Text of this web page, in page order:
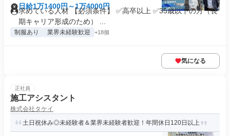
日給1万1400円～1万4000円
求めている人材 【必須条件】 ✅高卒以上 ✅35歳以下の方（長
期キャリア形成のため） ...
制服あり 業界未経験歓迎 +18個
気になる
正社員
施工アシスタント
株式会社タケイ
土日祝休み◎未経験者＆業界未経験者歓迎！年間休日120日以上